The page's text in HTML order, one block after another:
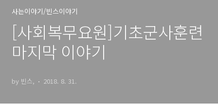
사는이야기/빈스이야기
[사회복무요원]기초군사훈련
마지막 이야기
by 빈스, 2018. 8. 31.